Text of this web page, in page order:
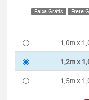
Faixa Grátis Frete
1,0m x
1,2m x
1,5m x